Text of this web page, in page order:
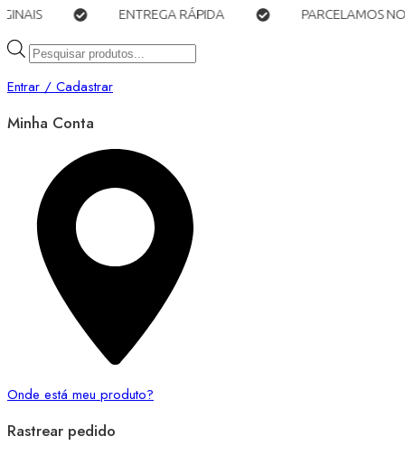
Ir
o
conteúdo
ENTREGA RÁPIDA PARCELAMOS NO CARTÃO
Pesquisar
produtos
Entrar / Cadastrar
Minha Conta
Onde está meu produto?
Rastrear pedido